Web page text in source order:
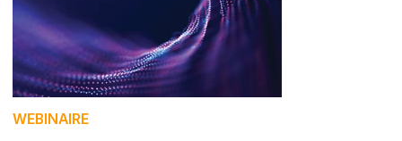
WEBINAIRE